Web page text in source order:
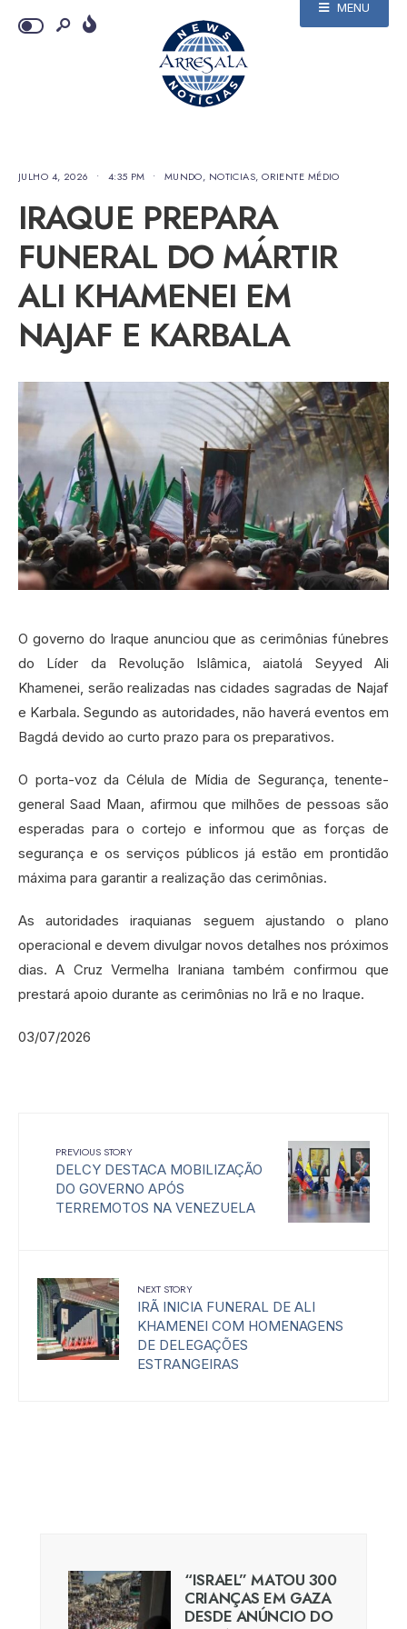
MENU
JULHO 4, 2026 • 4:35 PM • MUNDO, NOTICIAS,ORIENTE MÉDIO
IRAQUE PREPARA
FUNERAL DO MÁRTIR
ALI KHAMENEI EM
NAJAF E KARBALA
O governo do Iraque anunciou que as cerimônias fúnebres
do Líder da Revolução Islâmica, aiatolá Seyyed Ali
Khamenei, serão realizadas nas cidades sagradas de Najaf
e Karbala. Segundo as autoridades, não haverá eventos em
Bagdá devido ao curto prazo para os preparativos.
O porta-voz da Célula de Mídia de Segurança, tenente-
general Saad Maan, afirmou que milhões de pessoas são
esperadas para o cortejo e informou que as forças de
segurança e os serviços públicos já estão em prontidão
máxima para garantir a realização das cerimônias.
As autoridades iraquianas seguem ajustando o plano
operacional e devem divulgar novos detalhes nos próximos
dias. A Cruz Vermelha Iraniana também confirmou que
prestará apoio durante as cerimônias no Irã e no Iraque.
03/07/2026
PREVIOUS STORY
DELCY DESTACA MOBILIZAÇÃO
DO GOVERNO APÓS
TERREMOTOS NA VENEZUELA
NEXT STORY
IRÃ INICIA FUNERAL DE ALI
KHAMENEI COM HOMENAGENS
DE DELEGAÇÕES
ESTRANGEIRAS
“ISRAEL” MATOU 300
CRIANÇAS EM GAZA
DESDE ANÚNCIO DO